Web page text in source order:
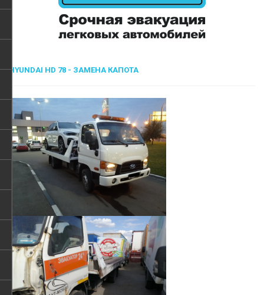
HYUNDAI HD 78 - ЗАМЕНА КАПОТА